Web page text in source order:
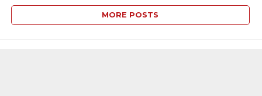
MORE POSTS